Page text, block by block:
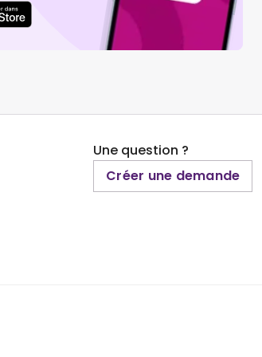
Une question ?
Créer une demande